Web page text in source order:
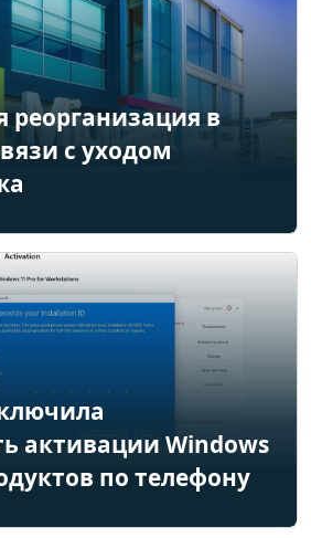
в
с уходом
активации Windows
по телефону